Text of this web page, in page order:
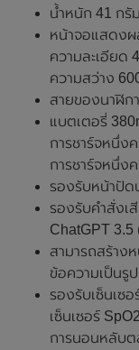
น้ำหนัก 41 กรัม
หน้าจอแสดงผ
ความละเอียด
ความสว่าง
สายของนาฬิก
แบตเตอรี่
การชาร์จหนึ่ง
การชาร์จหนึ่ง
รองรับหน้าปัด
รองรับคำสั่งเ
ChatGPT 3.5
สามารถสร้าง
ข้อความเป็นรู
รองรับเซ็นเซ
เซ็นเซอร์
การนอนหลับ